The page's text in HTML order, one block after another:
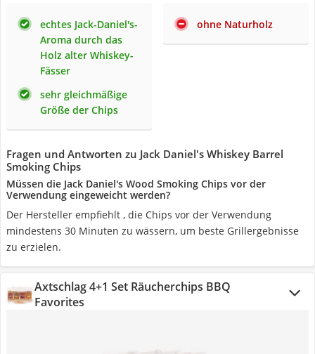
echtes Jack-Daniel's-
Aroma durch das
Holz alter Whiskey-
Fässer
sehr gleichmäßige
Größe der Chips
ohne Naturholz
Fragen und Antworten zu Jack Daniel's Whiskey Barrel
Smoking Chips
Müssen die Jack Daniel's Wood Smoking Chips vor der
Verwendung eingeweicht werden?
Der Hersteller empfiehlt , die Chips vor der Verwendung
mindestens 30 Minuten zu wässern, um beste Grillergebnisse
zu erzielen.
Axtschlag 4+1 Set Räucherchips BBQ
Favorites